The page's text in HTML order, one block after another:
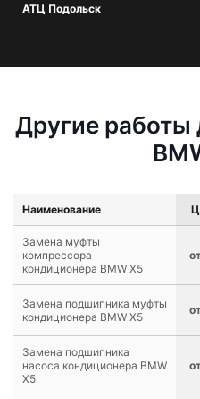
АТЦ Подольск
Другие работы
Наименование
Замена муфты
компрессора
кондиционера BMW X5
Замена подшипника муфты
кондиционера BMW X5
Замена подшипника
насоса кондиционера BMW
X5